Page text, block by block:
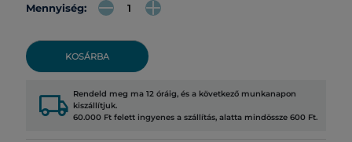
Mennyiség:
KOSÁRBA
local_shipping Rendeld meg ma 12 óráig, és a következő munkanapon
kiszállítjuk.
60.000 Ft felett ingyenes a szállítás, alatta mindössze 600 Ft.